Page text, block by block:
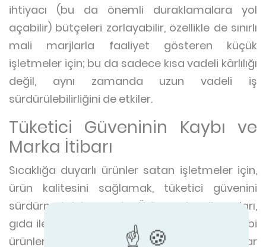
ihtiyacı (bu da önemli duraklamalara yol
açabilir) bütçeleri zorlayabilir, özellikle de sınırlı
mali marjlarla faaliyet gösteren küçük
işletmeler için; bu da sadece kısa vadeli kârlılığı
değil, aynı zamanda uzun vadeli iş
sürdürülebilirliğini de etkiler.
Tüketici Güveninin Kaybı ve
Marka İtibarı
Sıcaklığa duyarlı ürünler satan işletmeler için,
ürün kalitesini sağlamak, tüketici güvenini
sürdürmek için esastır. Ürün geri çağırmaları,
gıda ile ilgili hastalık salgınları veya etkisiz tıbbi
ürünler, bir markanın itibarına kalıcı zarar